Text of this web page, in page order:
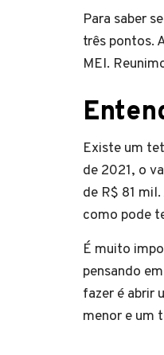
Para saber
três pontos.
MEI.
Existe um
de 2021, o
de R$ 81
como pode
É muito
pensando
fazer é abrir
menor e um